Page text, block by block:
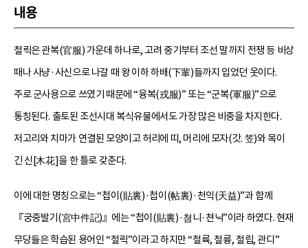
내용
철릭은 관복(官服) 가운데 하나로, 고려 중기부터 조선 말까지 전쟁 등 비상
때나 사냥·사신으로 나갈 때 왕 이하 하배(下輩)들까지 입었던 옷이다.
주로 군사용으로 쓰였기 때문에 “융복(戎服)” 또는 “군복(軍服)”으로
통칭된다. 출토된 조선시대 복식유물에서도 가장 많은 비중을 차지한다.
저고리와 치마가 연결된 모양이고 허리에 띠, 머리에 모자(갓. 笠)와 목이
긴 신[木花]을 한 틀로 갖춘다.
이에 대한 명칭으로는 “첩이(貼裏)·첩이(帖裏)·천익(天益)”과 함께
『궁중발기(宮中件記)』에는 “첩이(貼裏)·쳠니·쳔닉”이라 하였다. 현재
무당들은 학습된 용어인 “철릭”이라고 하지만 “철륙, 철륭, 철립, 관디”